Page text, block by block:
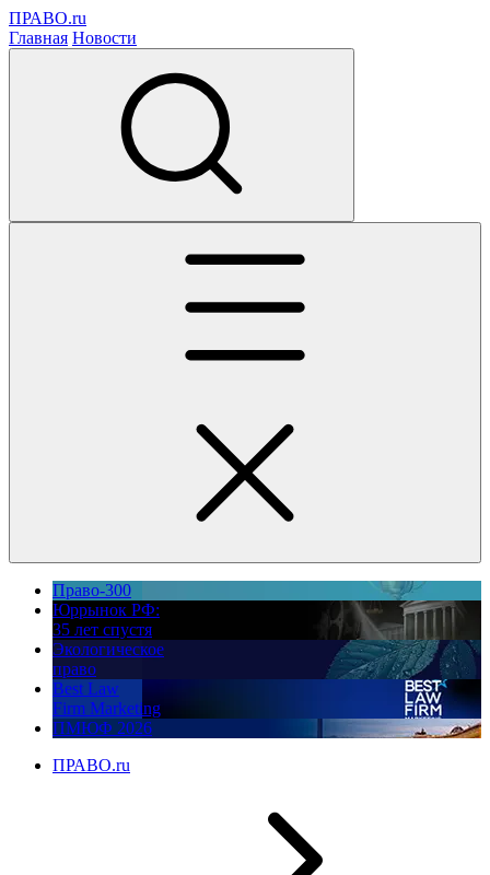
ПРАВО.ru
Главная Новости
Право-300
Юррынок РФ:
35 лет спустя
Экологическое
право
Best Law
Firm Marketing
ПМЮФ 2026
ПРАВО.ru